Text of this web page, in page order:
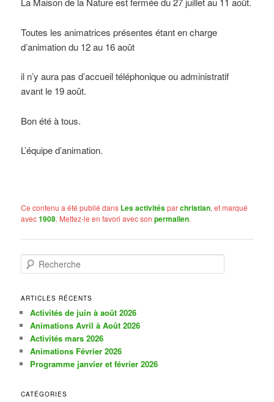
Toutes les animatrices présentes étant en charge
d’animation du 12 au 16 août
il n’y aura pas d’accueil téléphonique ou administratif
avant le 19 août.
Bon été à tous.
L’équipe d’animation.
Ce contenu a été publié dans Les activitésparchristian, et marqué
avec1908. Mettez-le en favori avec sonpermalien.
e
h
c
h
e
ARTICLES RÉCENTS
Activités de juin à août 2026
Animations Avril à Août 2026
Activités mars 2026
Animations Février 2026
Programme janvier et février 2026
CATÉGORIES